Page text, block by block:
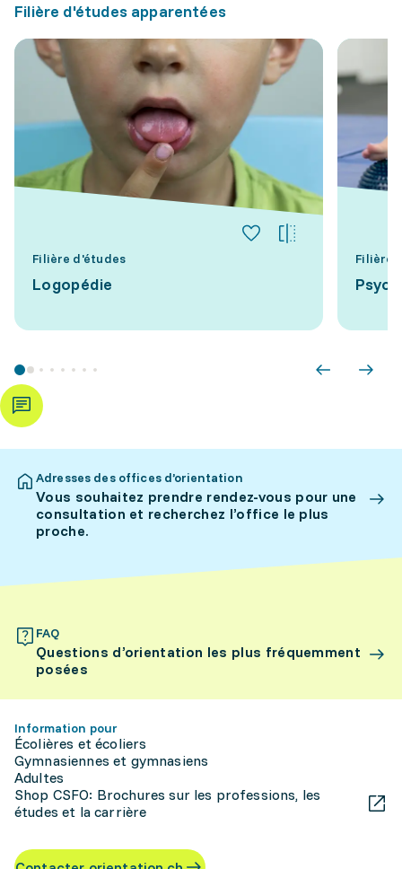
Filière d'études apparentées
Filière d'études
Logopédie
Filière
Adresses des offices d’orientation
Vous souhaitez prendre rendez-vous pour une
consultation et recherchez l’office le plus
proche.
FAQ
Questions d’orientation les plus fréquemment
posées
Information pour
Écolières et écoliers
Gymnasiennes et gymnasiens
Adultes
Shop CSFO: Brochures sur les professions, les
études et la carrière